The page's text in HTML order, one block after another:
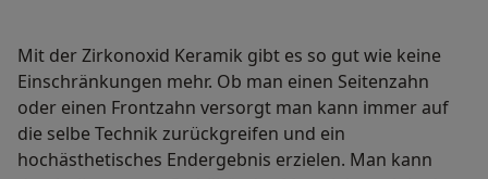
Mit der Zirkonoxid Keramik gibt es so gut wie keine
Einschränkungen mehr. Ob man einen Seitenzahn
oder einen Frontzahn versorgt man kann immer auf
die selbe Technik zurückgreifen und ein
hochästhetisches Endergebnis erzielen. Man kann